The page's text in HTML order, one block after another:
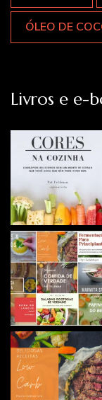
ÓLEO DE
Livros e e-